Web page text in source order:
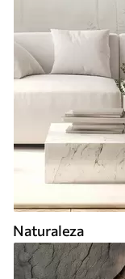
Naturaleza